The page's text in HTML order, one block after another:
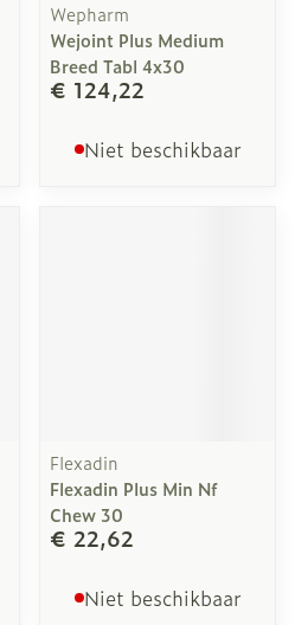
Wepharm
Wejoint Plus Medium
Breed Tabl 4x30
€ 124,22
Niet beschikbaar
Flexadin
Flexadin Plus Min Nf
Chew 30
€ 22,62
Niet beschikbaar